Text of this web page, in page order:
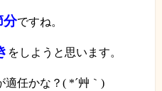
分ですね。
をしようと思います。
適任かな？ ( *´艸｀ )